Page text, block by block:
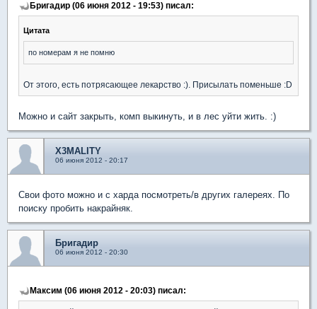
Бригадир (06 июня 2012 - 19:53) писал:
Цитата
по номерам я не помню
От этого, есть потрясающее лекарство :). Присылать поменьше :D
Можно и сайт закрыть, комп выкинуть, и в лес уйти жить. :)
X3MALITY
06 июня 2012 - 20:17
Свои фото можно и с харда посмотреть/в других галереях. По
поиску пробить накрайняк.
Бригадир
06 июня 2012 - 20:30
Максим (06 июня 2012 - 20:03) писал: